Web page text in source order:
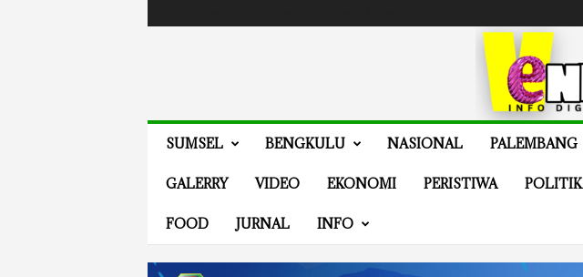
SUMSEL BENGKULU NASIONAL PALEMBANG
GALERRY VIDEO EKONOMI PERISTIWA POLITIK
FOOD JURNAL INFO